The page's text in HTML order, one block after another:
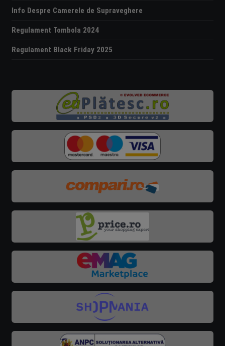
Info Despre Camerele de Supraveghere
Regulament Tombola 2024
Regulament Black Friday 2025